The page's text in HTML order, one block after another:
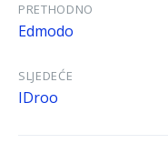
PRETHODNO
Edmodo
SLJEDEĆE
IDroo